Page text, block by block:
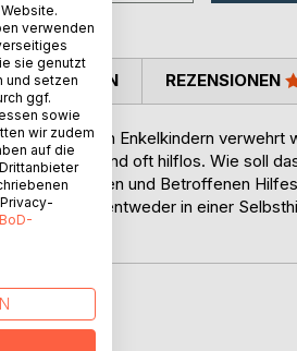
zu ihren Enkelkindern verwehrt
und sind oft hilflos. Wie soll
gibt Antworten und Betroffenen
die entweder in einer
REZENSIONEN
BoD
verwenden
sie genutzt
und setzen
ggf.
sowie
wir zudem
auf die
BoD-